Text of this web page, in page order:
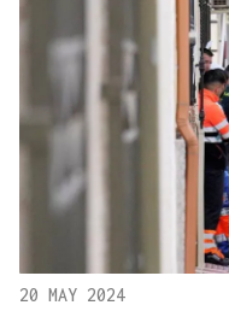
20 MAY 2024